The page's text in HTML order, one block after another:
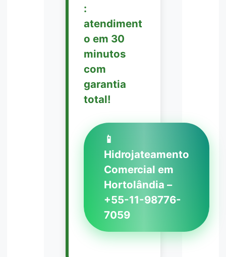
:
atendiment
o em 30
minutos
com
garantia
total!
📱
Hidrojateamento
Comercial em
Hortolândia –
+55-11-98776-
7059